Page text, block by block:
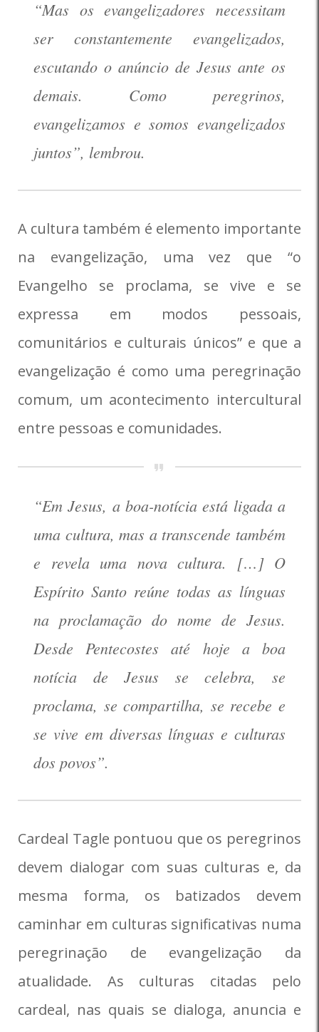
“Mas os evangelizadores necessitam
ser constantemente evangelizados,
escutando o anúncio de Jesus ante os
demais. Como peregrinos,
evangelizamos e somos evangelizados
juntos”, lembrou.
A cultura também é elemento importante
na evangelização, uma vez que “o
Evangelho se proclama, se vive e se
expressa em modos pessoais,
comunitários e culturais únicos” e que a
evangelização é como uma peregrinação
comum, um acontecimento intercultural
entre pessoas e comunidades.
“Em Jesus, a boa-notícia está ligada a
uma cultura, mas a transcende também
e revela uma nova cultura. […] O
Espírito Santo reúne todas as línguas
na proclamação do nome de Jesus.
Desde Pentecostes até hoje a boa
notícia de Jesus se celebra, se
proclama, se compartilha, se recebe e
se vive em diversas línguas e culturas
dos povos”.
Cardeal Tagle pontuou que os peregrinos
devem dialogar com suas culturas e, da
mesma forma, os batizados devem
caminhar em culturas significativas numa
peregrinação de evangelização da
atualidade. As culturas citadas pelo
cardeal, nas quais se dialoga, anuncia e